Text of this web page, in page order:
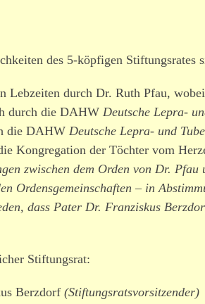
des 5-köpfigen Stiftungsrates
Lebzeiten durch Dr. Ruth Pfau,
durch die DAHW Deutsche Lepra-
die DAHW Deutsche Lepra- und
Kongregation der Töchter vom
zwischen dem Orden von Dr.
Ordensgemeinschaften – in
dass Pater Dr. Franziskus
Stiftungsrat:
Berzdorf (Stiftungsratsvorsitzender)